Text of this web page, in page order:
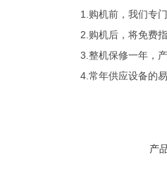
1.购机前，我们专
2.购机后，将免费
3.整机保修一年，
4.常年供应设备的
产